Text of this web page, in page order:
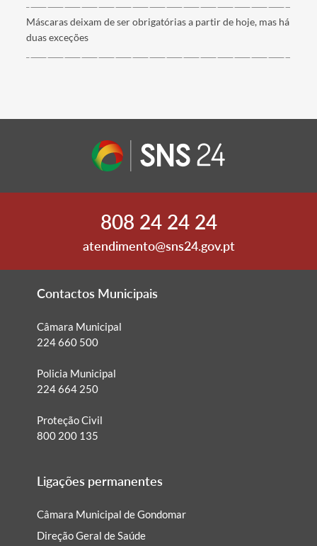
Máscaras deixam de ser obrigatórias a partir de hoje, mas há
duas exceções
808 24 24 24
atendimento@sns24.gov.pt
Contactos Municipais
Câmara Municipal
224 660 500
Policia Municipal
224 664 250
Proteção Civil
800 200 135
Ligações permanentes
Câmara Municipal de Gondomar
Direção Geral de Saúde